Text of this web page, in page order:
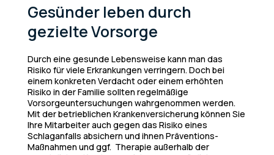
Gesünder leben durch
gezielte Vorsorge
Durch eine gesunde Lebensweise kann man das
Risiko für viele Erkrankungen verringern. Doch bei
einem konkreten Verdacht oder einem erhöhten
Risiko in der Familie sollten regelmäßige
Vorsorgeuntersuchungen wahrgenommen werden.
Mit der betrieblichen Krankenversicherung können Sie
Ihre Mitarbeiter auch gegen das Risiko eines
Schlaganfalls absichern und ihnen Präventions-
Maßnahmen und ggf. Therapie außerhalb der